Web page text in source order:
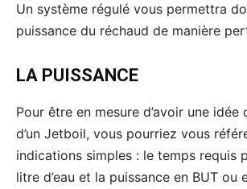
Un système régulé vous permettra
puissance du réchaud de manière
LA PUISSANCE
Pour être en mesure d’avoir une idée
d’un Jetboil, vous pourriez vous
indications simples : le temps requis
litre d’eau et la puissance en BUT ou